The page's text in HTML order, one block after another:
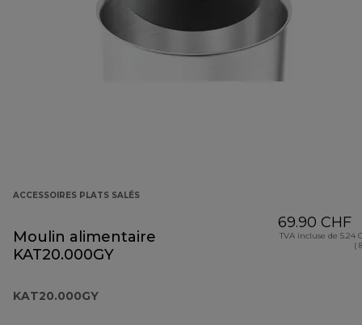
ACCESSOIRES PLATS SALÉS
Moulin alimentaire
KAT20.000GY
KAT20.000GY
69.90 CHF
TVA incluse de 5.24
(